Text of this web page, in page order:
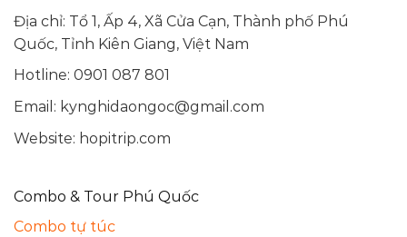
Địa chỉ: Tổ 1, Ấp 4, Xã Cửa Cạn, Thành phố Phú
Quốc, Tỉnh Kiên Giang, Việt Nam
Hotline: 0901 087 801
Email: kynghidaongoc@gmail.com
Website: hopitrip.com
Combo & Tour Phú Quốc
Combo tự túc